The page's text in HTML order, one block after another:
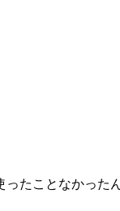
ったことなかっ